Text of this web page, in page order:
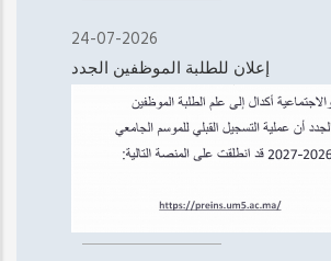
24-07-2026
إعلان للطلبة الموظفين الجدد